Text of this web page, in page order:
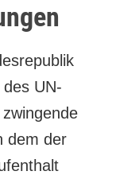
UN-
dem der